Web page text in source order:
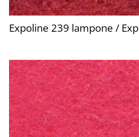
Expoline 239 lampone /